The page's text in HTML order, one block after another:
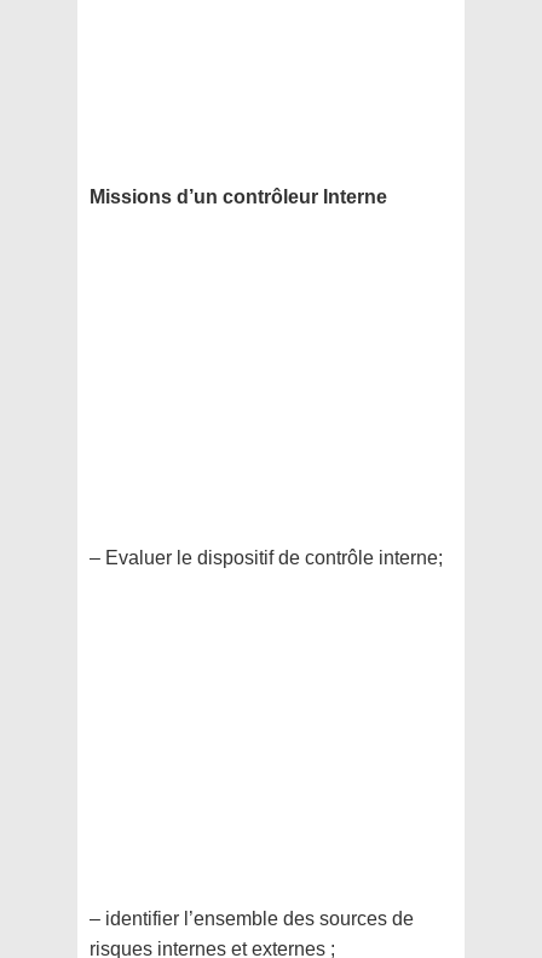
Missions d’un contrôleur Interne
– Evaluer le dispositif de contrôle interne;
– identifier l’ensemble des sources de
risques internes et externes ;